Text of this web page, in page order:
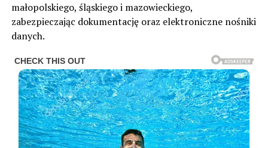
małopolskiego, śląskiego i mazowieckiego,
zabezpieczając dokumentację oraz elektroniczne nośniki
danych.